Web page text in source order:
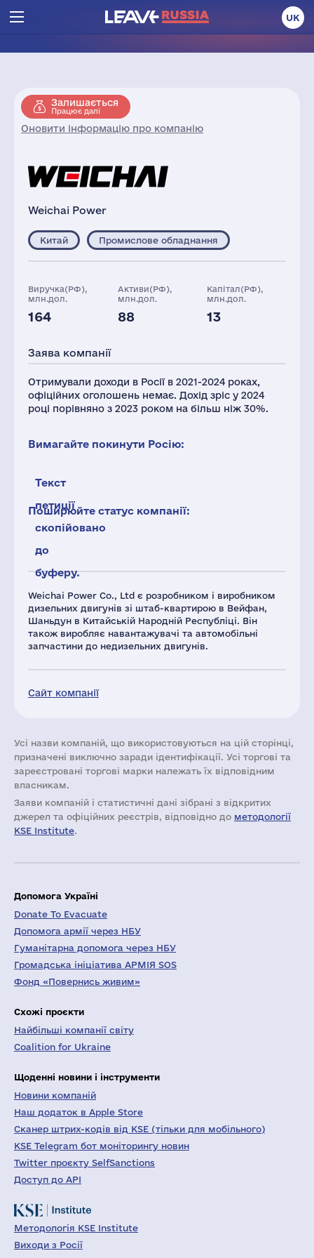
UK
Залишається
Працює далі
Оновити інформацію про компанію
Weichai Power
Weichai Power Co., Ltd є розробником і виробником
дизельних двигунів зі штаб-квартирою в Вейфан,
Шаньдун в Китайській Народній Республіці. Він
також виробляє навантажувачі та автомобільні
запчастини до недизельних двигунів.
Сайт компанії
Китай Промислове обладнання
Виручка(РФ),
млн.дол.
164
Активи(РФ),
млн.дол.
88
Капітал(РФ),
млн.дол.
13
19
Заява компанії
Отримували доходи в Росії в 2021-2024 роках,
офіційних оголошень немає. Дохід зріс у 2024
році порівняно з 2023 роком на більш ніж 30%.
Вимагайте покинути Росію:
Текст
петиції
скопійовано
до
буферу.
Поширюйте статус компанії:
Усі назви компаній, що використовуються на цій сторінці,
призначені виключно заради ідентифікації. Усі торгові та
зареєстровані торгові марки належать їх відповідним
власникам.
Заяви компаній i статистичні дані зібрані з відкритих
джерел та офіційних реєстрів, відповідно до методології
KSE Institute.
Допомога Україні
Donate To Evacuate
Допомога армії через НБУ
Гуманітарна допомога через НБУ
Громадська ініціатива АРМІЯ SOS
Фонд «Повернись живим»
Схожі проєкти
Найбільші компанії світу
Coalition for Ukraine
Щоденні новини і інструменти
Новини компаній
Наш додаток в Apple Store
Сканер штрих-кодів від KSE (тільки для мобільного)
KSE Telegram бот моніторингу новин
Twitter проєкту SelfSanctions
Доступ до API
Методологія KSE Institute
Виходи з Росії